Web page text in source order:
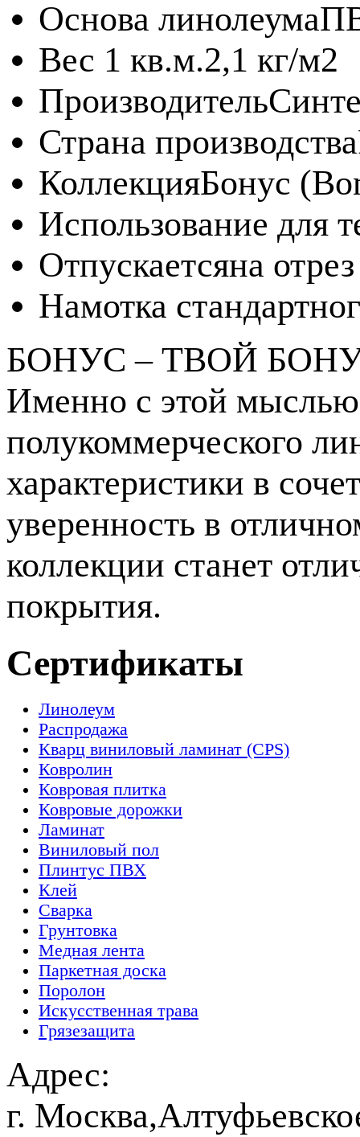
Основа линолеума
Вес 1 кв.м.2,1 кг/м2
Производитель
Страна производства
КоллекцияБонус
Использование для
Отпускаетсяна отрез
Намотка
БОНУС – ТВОЙ
Именно с этой
полукоммерческого
характеристики в
уверенность в
коллекции станет
покрытия.
Сертификаты
Линолеум
Распродажа
Кварц виниловый ламинат (CPS)
Ковролин
Ковровая плитка
Ковровые дорожки
Ламинат
Виниловый пол
Плинтус ПВХ
Клей
Сварка
Грунтовка
Медная лента
Паркетная доска
Поролон
Искусственная трава
Грязезащита
Адрес:
г.